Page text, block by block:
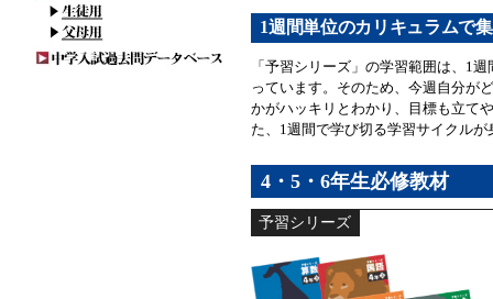
1週間単位のカリキュラムで
「予習シリーズ」の学習範囲は、1
っています。そのため、今週自分が
かがハッキリとわかり、目標も立て
た、1週間で学び切る学習サイクルが
4・5・6年生必修教材
予習シリーズ